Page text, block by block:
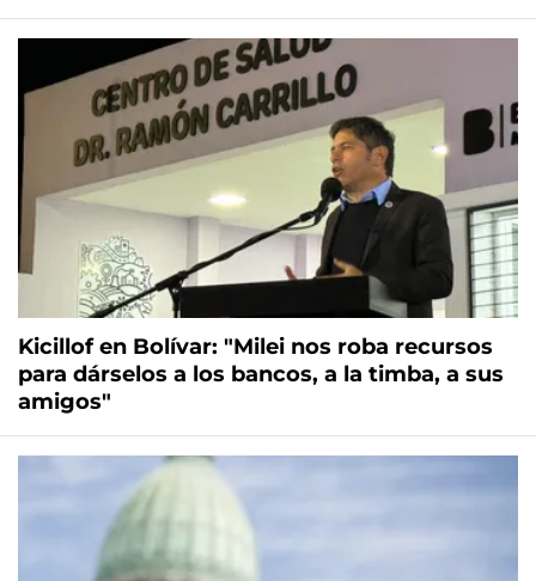
Kicillof en Bolívar: "Milei nos roba recursos
para dárselos a los bancos, a la timba, a sus
amigos"